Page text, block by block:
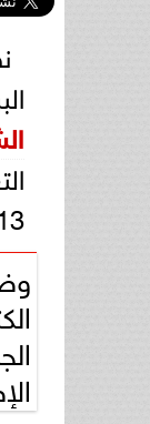
13 نوفمبر